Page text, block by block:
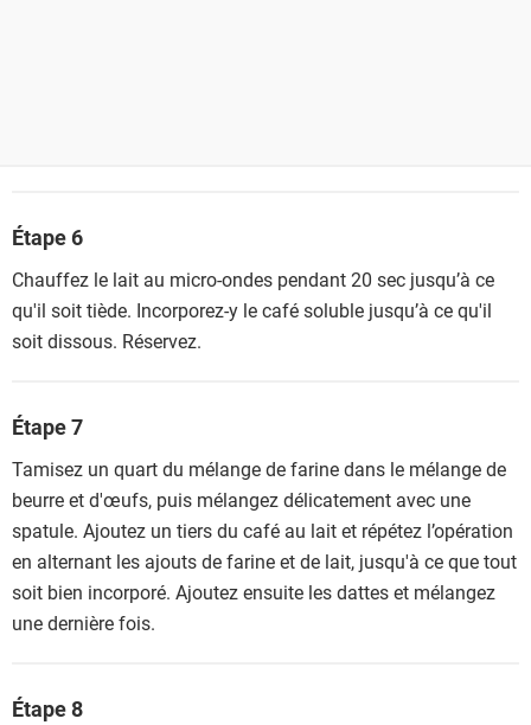
Étape 6
Chauffez le lait au micro-ondes pendant 20 sec jusqu’à ce
qu'il soit tiède. Incorporez-y le café soluble jusqu’à ce qu'il
soit dissous. Réservez.
Étape 7
Tamisez un quart du mélange de farine dans le mélange de
beurre et d'œufs, puis mélangez délicatement avec une
spatule. Ajoutez un tiers du café au lait et répétez l’opération
en alternant les ajouts de farine et de lait, jusqu'à ce que tout
soit bien incorporé. Ajoutez ensuite les dattes et mélangez
une dernière fois.
Étape 8